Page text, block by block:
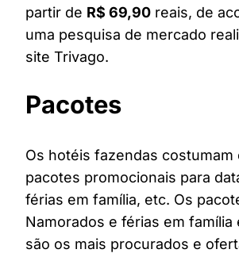
partir de R$ 69,90 reais, de
uma pesquisa de mercado
site Trivago.
Pacotes
Os hotéis fazendas costumam
pacotes promocionais para
férias em família, etc. Os
Namorados e férias em família
são os mais procurados e